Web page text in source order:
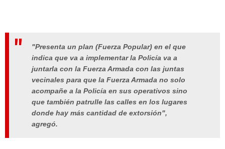
"Presenta un plan (Fuerza Popular) en el que
indica que va a implementar la Policía va a
juntarla con la Fuerza Armada con las juntas
vecinales para que la Fuerza Armada no solo
acompañe a la Policía en sus operativos sino
que también patrulle las calles en los lugares
donde hay más cantidad de extorsión",
agregó.